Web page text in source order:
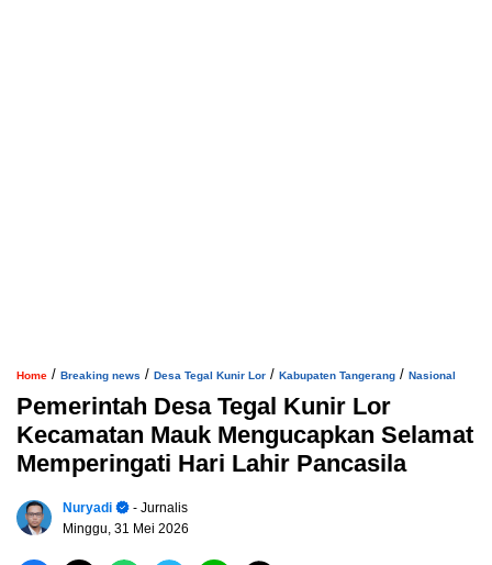
Home / Breaking news / Desa Tegal Kunir Lor / Kabupaten Tangerang / Nasional
Pemerintah Desa Tegal Kunir Lor
Kecamatan Mauk Mengucapkan Selamat
Memperingati Hari Lahir Pancasila
Nuryadi
- Jurnalis
Minggu, 31 Mei 2026